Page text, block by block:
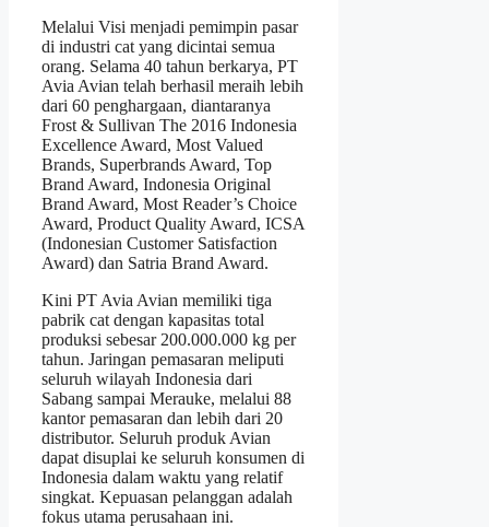
Melalui Visi menjadi pemimpin pasar
di industri cat yang dicintai semua
orang. Selama 40 tahun berkarya, PT
Avia Avian telah berhasil meraih lebih
dari 60 penghargaan, diantaranya
Frost & Sullivan The 2016 Indonesia
Excellence Award, Most Valued
Brands, Superbrands Award, Top
Brand Award, Indonesia Original
Brand Award, Most Reader’s Choice
Award, Product Quality Award, ICSA
(Indonesian Customer Satisfaction
Award) dan Satria Brand Award.
Kini PT Avia Avian memiliki tiga
pabrik cat dengan kapasitas total
produksi sebesar 200.000.000 kg per
tahun. Jaringan pemasaran meliputi
seluruh wilayah Indonesia dari
Sabang sampai Merauke, melalui 88
kantor pemasaran dan lebih dari 20
distributor. Seluruh produk Avian
dapat disuplai ke seluruh konsumen di
Indonesia dalam waktu yang relatif
singkat. Kepuasan pelanggan adalah
fokus utama perusahaan ini.